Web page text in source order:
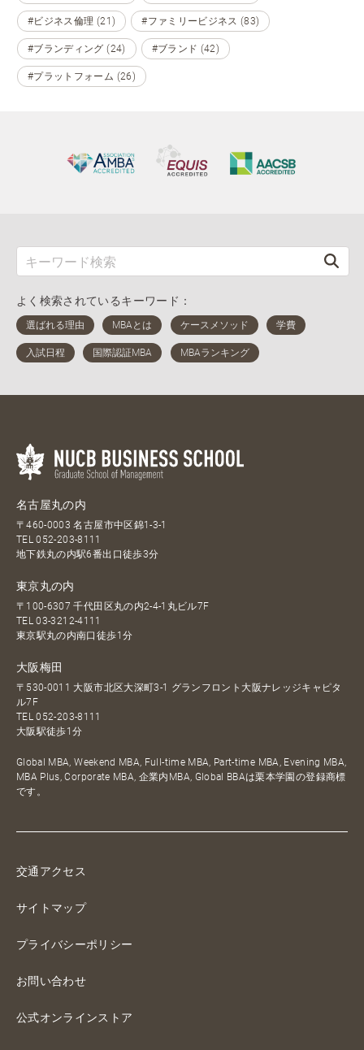
#ビジネス倫理 (21) #ファミリービジネス (83)
#ブランディング (24) #ブランド (42)
#プラットフォーム (26)
よく検索されているキーワード：
名古屋丸の内
〒460-0003 名古屋市中区錦1-3-1
TEL052-203-8111
地下鉄丸の内駅6番出口徒歩3分
東京丸の内
〒100-6307 千代田区丸の内2-4-1丸ビル7F
TEL03-3212-4111
東京駅丸の内南口徒歩1分
大阪梅田
〒530-0011 大阪市北区大深町3-1 グランフロント大阪ナレッジキャピタ
ル7F
TEL052-203-8111
大阪駅徒歩1分
Global MBA, Weekend MBA, Full-time MBA, Part-time MBA, Evening MBA,
MBA Plus, Corporate MBA, 企業内MBA, Global BBAは栗本学園の登録商標
です。
交通アクセス
サイトマップ
プライバシーポリシー
お問い合わせ
公式オンラインストア